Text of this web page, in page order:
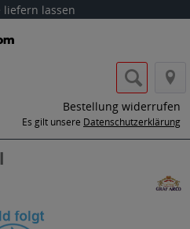
liefern lassen
Bestellung widerrufen
Es gilt unsere Datenschutzerklärung